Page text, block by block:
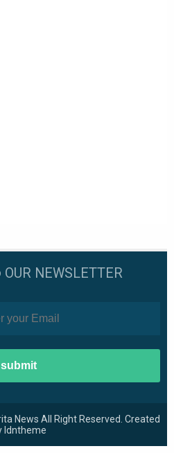
OUR NEWSLETTER
News All Right Reserved. Created
Idntheme